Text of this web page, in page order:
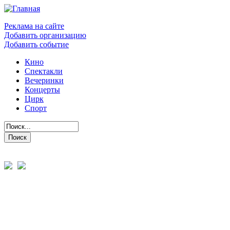
Реклама на сайте
Добавить организацию
Добавить событие
Кино
Спектакли
Вечеринки
Концерты
Цирк
Спорт